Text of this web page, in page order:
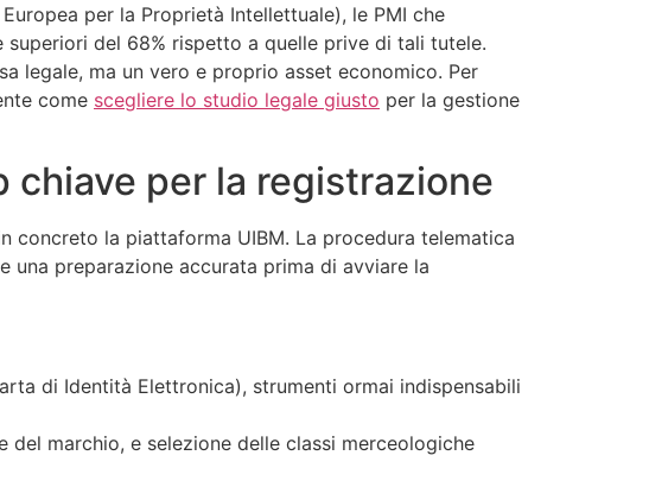
per la Proprietà Intellettuale), le PMI che
del 68% rispetto a quelle prive di tali tutele.
legale, ma un vero e proprio asset economico. Per
come scegliere lo studio legale giusto per la gestione
chiave per la registrazione
concreto la piattaforma UIBM. La procedura telematica
una preparazione accurata prima di avviare la
di Identità Elettronica), strumenti ormai indispensabili
marchio, e selezione delle classi merceologiche